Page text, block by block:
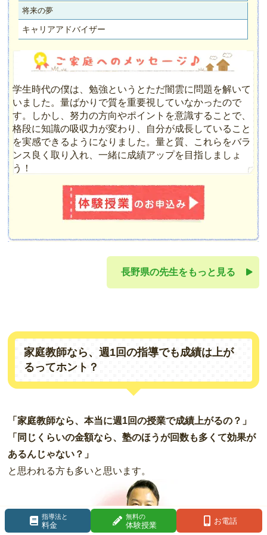
将来の夢
キャリアアドバイザー
学生時代の僕は、勉強というとただ闇雲に問題を解いて
いました。量ばかりで質を重要視していなかったので
す。しかし、努力の方向やポイントを意識することで、
格段に知識の吸収力が変わり、自分が成長していること
を実感できるようになりました。量と質、これらをバラ
ンス良く取り入れ、一緒に成績アップを目指しましょ
う！
長野県の先生をもっと見る
家庭教師なら、週1回の指導でも成績は上が
るってホント？
「家庭教師なら、本当に週1回の授業で成績上がるの？」
「同じくらいの金額なら、塾のほうが回数も多くて効果が
あるんじゃない？」
と思われる方も多いと思います。
指導法と
料金
無料の
体験授業 お電話